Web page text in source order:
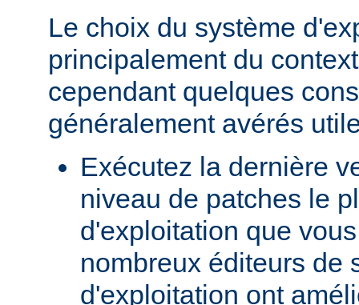
Le choix du système
principalement du
cependant quelques
généralement avérés
Exécutez la dernière
niveau de patches le
d'exploitation que
nombreux éditeurs de
d'exploitation ont